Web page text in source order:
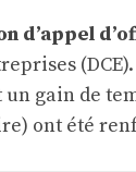
d’appel
gain de
ont été